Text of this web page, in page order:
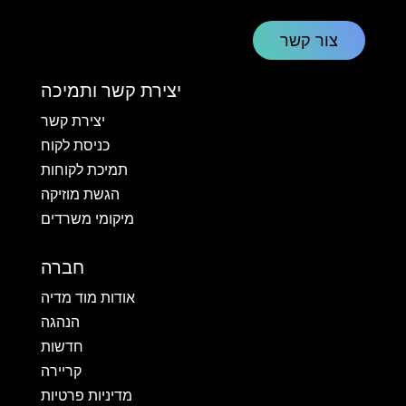
צור קשר
יצירת קשר ותמיכה
יצירת קשר
כניסת לקוח
תמיכת לקוחות
הגשת מוזיקה
מיקומי משרדים
חברה
אודות מוד מדיה
הנהגה
חדשות
קריירה
מדיניות פרטיות